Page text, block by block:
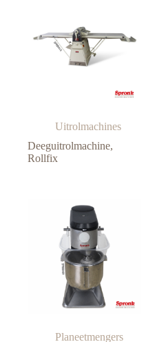
Uitrolmachines
Deeguitrolmachine,
Rollfix
Planeetmengers